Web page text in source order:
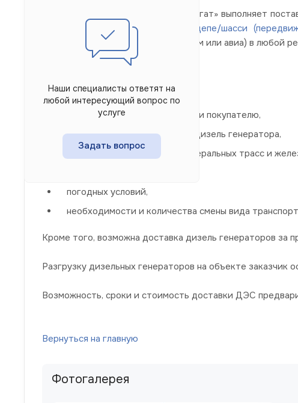
Завод «Торговый Дом Электроагрегат» выполняет
в кожухе (под капотом)
на прицепе/шасси
железнодорожным, речным/морским или авиа) в любой
Срок доставки ДГУ зависит от:
расстояния до места передачи покупателю,
веса и габаритных размеров дизель генератора,
удаленности объекта от федеральных трасс и
погодных условий,
необходимости и количества смены вида
Кроме того, возможна доставка дизель генераторов за
Разгрузку дизельных генераторов на объекте
Возможность, сроки и стоимость доставки ДЭС
Вернуться на главную
Фотогалерея
Наши специалисты ответят на
любой интересующий вопрос по
услуге
Задать вопрос